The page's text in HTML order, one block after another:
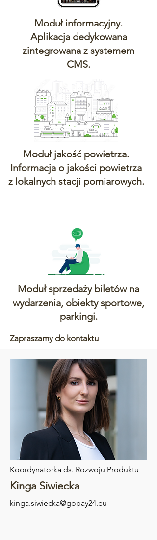
Moduł informacyjny.
Aplikacja dedykowana
zintegrowana z systemem
CMS.
Moduł jakość powietrza.
Informacja o jakości powietrza
z lokalnych stacji pomiarowych.
Moduł sprzedaży biletów na
wydarzenia, obiekty sportowe,
parkingi.
Zapraszamy do kontaktu
Koordynatorka ds. Rozwoju Produktu
Kinga Siwiecka
kinga.siwiecka@gopay24.eu